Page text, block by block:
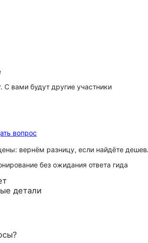
С вами будут другие участники
вопрос
вернём разницу, если найдёте
без ожидания ответа гида
детали